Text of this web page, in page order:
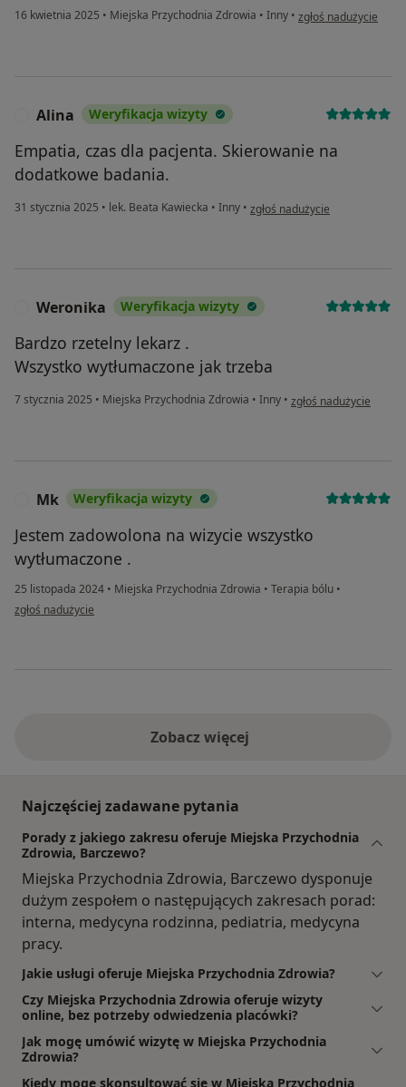
16 kwietnia 2025 • Miejska Przychodnia Zdrowia • Inny • w opinii użytkownika
zgłoś nadużycie
Alina Weryfikacja wizyty
Empatia, czas dla pacjenta. Skierowanie na
dodatkowe badania.
31 stycznia 2025 • lek. Beata Kawiecka • Inny • w opinii użytkownika Alina
zgłoś nadużycie
Weronika Weryfikacja wizyty
Bardzo rzetelny lekarz .
Wszystko wytłumaczone jak trzeba
7 stycznia 2025 • Miejska Przychodnia Zdrowia • Inny • w opinii użytkownika
zgłoś nadużycie
Mk Weryfikacja wizyty
Jestem zadowolona na wizycie wszystko
wytłumaczone .
25 listopada 2024 • Miejska Przychodnia Zdrowia • Terapia bólu •
w opinii użytkownika Mk
zgłoś nadużycie
Zobacz więcej
Najczęściej zadawane pytania
Porady z jakiego zakresu oferuje Miejska Przychodnia
Zdrowia, Barczewo?
Miejska Przychodnia Zdrowia, Barczewo dysponuje
dużym zespołem o następujących zakresach porad:
interna, medycyna rodzinna, pediatria, medycyna
pracy.
Jakie usługi oferuje Miejska Przychodnia Zdrowia?
Czy Miejska Przychodnia Zdrowia oferuje wizyty
online, bez potrzeby odwiedzenia placówki?
Jak mogę umówić wizytę w Miejska Przychodnia
Zdrowia?
Kiedy mogę skonsultować się w Miejska Przychodnia